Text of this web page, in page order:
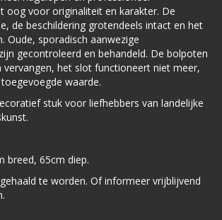
oog voor originaliteit en karakter. De
de beschildering grotendeels intact en het
Oude, sporadisch aanwezige
gecontroleerd en behandeld. De bolpoten
vervangen, het slot functioneert niet meer,
waarde.
stuk voor liefhebbers van landelijke
breed, 65cm diep.
te worden. Of informeer vrijblijvend